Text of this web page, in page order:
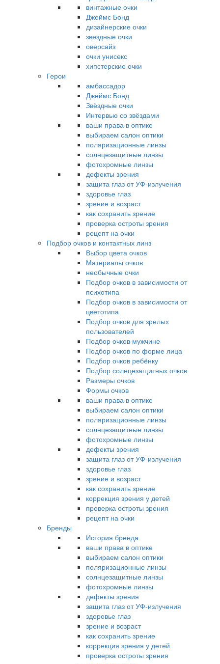
винтажные очки
Джеймс Бонд
дизайнерские очки
звездные очки
оверсайз
очки унисекс
хипстерские очки
Герои
амбассадор
Джеймс Бонд
Звёздные очки
Интервью со звёздами
ваши права в оптике
выбираем салон оптики
поляризационные линзы
солнцезащитные линзы
фотохромные линзы
дефекты зрения
защита глаз от УФ-излучения
здоровье глаз
зрение и возраст
как сохранить зрение
проверка остроты зрения
рецепт на очки
Подбор очков и контактных линз
Выбор цвета очков
Материалы очков
необычные очки
Подбор очков в зависимости от
психотипа
Подбор очков в зависимости от
цветотипа
Подбор очков для зрелых
пользователей
Подбор очков мужчине
Подбор очков по форме лица
Подбор очков ребёнку
Подбор солнцезащитных очков
Размеры очков
Формы очков
ваши права в оптике
выбираем салон оптики
поляризационные линзы
солнцезащитные линзы
фотохромные линзы
дефекты зрения
защита глаз от УФ-излучения
здоровье глаз
зрение и возраст
как сохранить зрение
коррекция зрения у детей
проверка остроты зрения
рецепт на очки
Бренды
История бренда
ваши права в оптике
выбираем салон оптики
поляризационные линзы
солнцезащитные линзы
фотохромные линзы
дефекты зрения
защита глаз от УФ-излучения
здоровье глаз
зрение и возраст
как сохранить зрение
коррекция зрения у детей
проверка остроты зрения